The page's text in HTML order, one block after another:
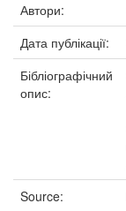
Автори:
Дата публікації:
Бібліографічний
опис:
Source: